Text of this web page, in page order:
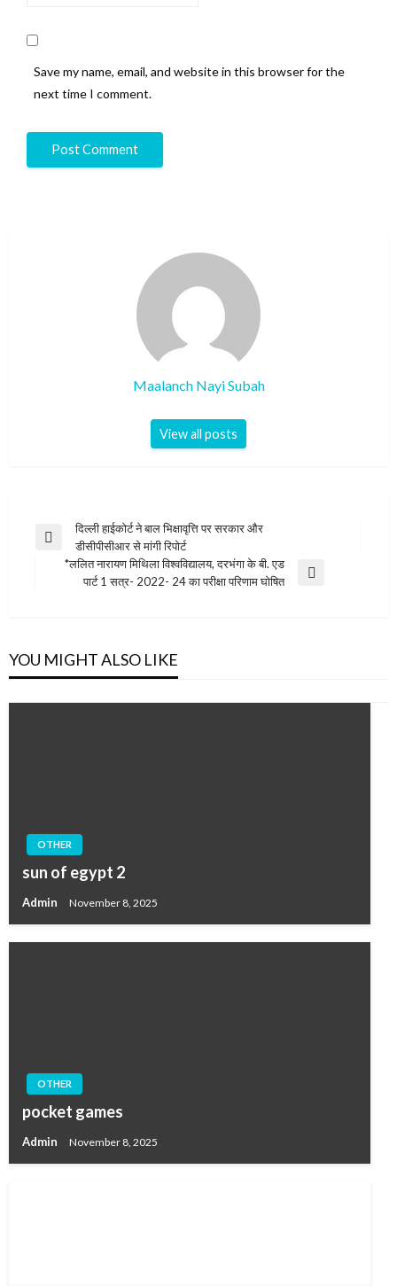
Save my name, email, and website in this browser for the
next time I comment.
Maalanch Nayi Subah
View all posts
Post
navigation
Previous
दिल्ली हाईकोर्ट ने बाल भिक्षावृत्ति पर सरकार और
डीसीपीसीआर से मांगी रिपोर्ट
*ललित नारायण मिथिला विश्वविद्यालय, दरभंगा के बी. एड
पार्ट 1 सत्र- 2022- 24 का परीक्षा परिणाम घोषित
YOU MIGHT ALSO LIKE
OTHER
sun of egypt 2
Admin November 8, 2025
OTHER
pocket games
Admin November 8, 2025